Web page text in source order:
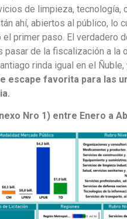
de limpieza, tecnología,
ahí, abiertos al público, lo
primer paso. El verdadero
de la fiscalización a la
rinda igual en el Ñuble,
escape favorita para las
Nro 1) entre Enero a